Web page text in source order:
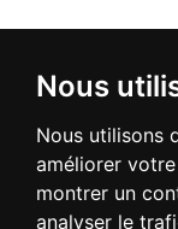
Nous
Nous utilisons
améliorer
montrer un
analyser le